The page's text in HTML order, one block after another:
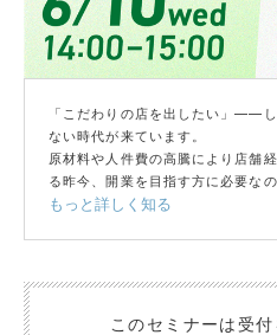
「こだわりの店を出したい」——
ない時代が来ています。
原材料や人件費の高騰により店舗
る昨今、開業を目指す方に必要な
く、データを武器にする「経営者
うすべての開業検討者のためにそ
もっと詳しく知る
このセミナーは受付